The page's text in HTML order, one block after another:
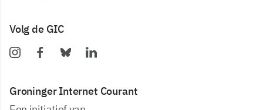
Volg de GIC
Groninger Internet Courant